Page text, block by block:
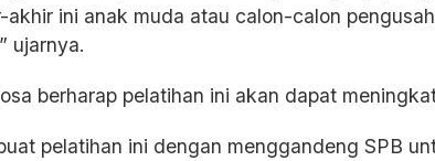
akhir ini anak muda atau calon-calon
ujarnya.
berharap pelatihan ini akan dapat
pelatihan ini dengan menggandeng SPB